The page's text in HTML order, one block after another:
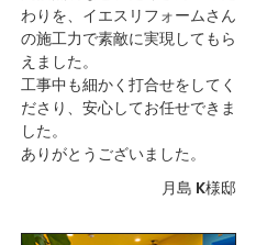
わりを、イエスリフォームさん
の施工力で素敵に実現してもら
えました。
工事中も細かく打合せをしてく
ださり、安心してお任せできま
した。
ありがとうございました。
月島 K様邸